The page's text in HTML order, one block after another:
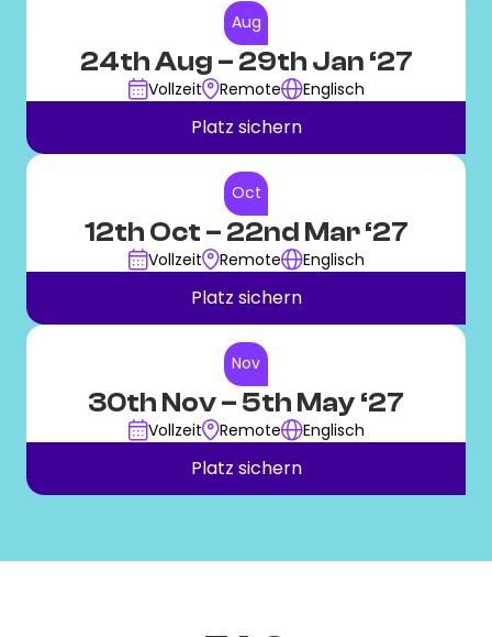
Aug
24th Aug – 29th Jan ‘27
Vollzeit Remote Englisch
Platz sichern
Oct
12th Oct – 22nd Mar ‘27
Vollzeit Remote Englisch
Platz sichern
Nov
30th Nov– 5th May ‘27
Vollzeit Remote Englisch
Platz sichern